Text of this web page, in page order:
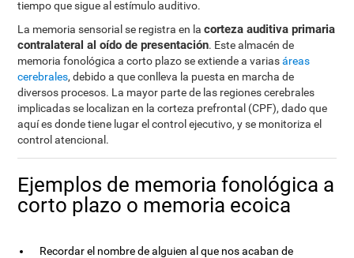
tiempo que sigue al estímulo auditivo.
La memoria sensorial se registra en lacorteza auditiva primaria
contralateral al oído de presentación. Este almacén de
memoria fonológica a corto plazo se extiende a variasáreas
cerebrales, debido a que conlleva la puesta en marcha de
diversos procesos. La mayor parte de las regiones cerebrales
implicadas se localizan en la corteza prefrontal (CPF), dado que
aquí es donde tiene lugar el control ejecutivo, y se monitoriza el
control atencional.
Ejemplos de memoria fonológica a
corto plazo o memoria ecoica
Recordar el nombre de alguien al que nos acaban de